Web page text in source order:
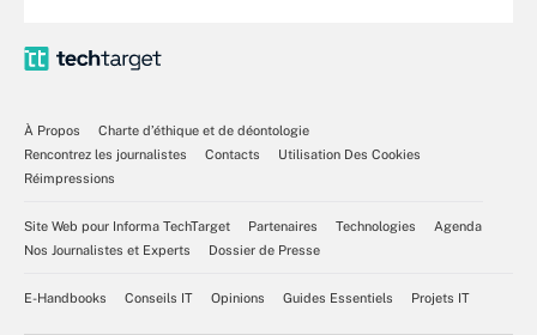
À Propos
Charte d’éthique et de déontologie
Rencontrez les journalistes
Contacts
Utilisation Des Cookies
Réimpressions
Site Web pour Informa TechTarget Partenaires Technologies
Agenda
Nos Journalistes et Experts
Dossier de Presse
E-Handbooks Conseils IT Opinions Guides Essentiels Projets IT